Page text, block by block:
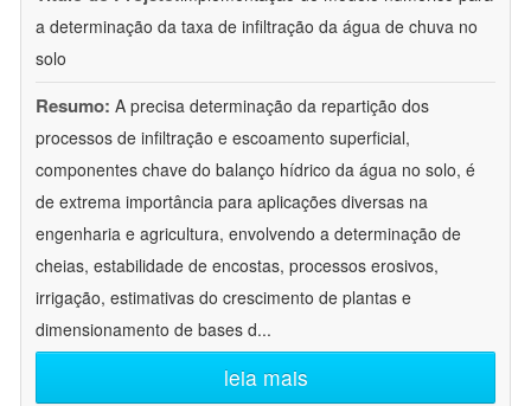
a determinação da taxa de infiltração da água de chuva no
solo
Resumo: A precisa determinação da repartição dos
processos de infiltração e escoamento superficial,
componentes chave do balanço hídrico da água no solo, é
de extrema importância para aplicações diversas na
engenharia e agricultura, envolvendo a determinação de
cheias, estabilidade de encostas, processos erosivos,
irrigação, estimativas do crescimento de plantas e
dimensionamento de bases d...
leia mais